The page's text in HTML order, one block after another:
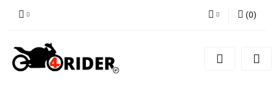
Zarejestruj się
(0)